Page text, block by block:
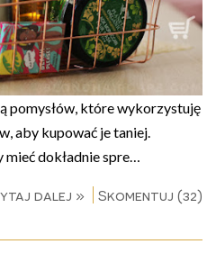
pomysłów, które wykorzystuję
aby kupować je taniej.
mieć dokładnie spre…
dalej » Skomentuj (32)